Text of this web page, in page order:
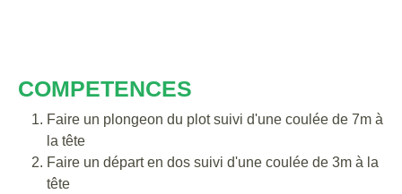
COMPETENCES
Faire un plongeon du plot suivi d'une coulée de 7m à
la tête
Faire un départ en dos suivi d'une coulée de 3m à la
tête